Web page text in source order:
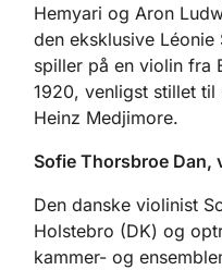
Hemyari og Aron
den eksklusive Léonie
spiller på en violin fra
1920, venligst stillet
Heinz Medjimore.
Sofie Thorsbroe Dan,
Den danske violinist
Holstebro (DK) og
kammer- og